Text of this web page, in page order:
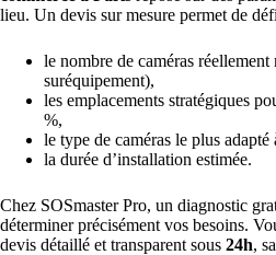
lieu. Un devis sur mesure permet de
le nombre de caméras réellement
suréquipement),
les emplacements stratégiques
%,
le type de caméras le plus
la durée d’installation estimée.
Chez SOSmaster Pro, un diagnostic
déterminer précisément vos besoins.
devis détaillé et transparent sous 24h,